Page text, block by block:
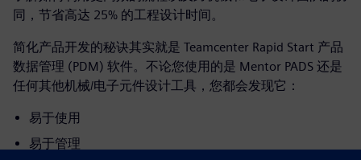
同，节省高达 25% 的工程设计时间。
简化产品开发的秘诀其实就是 Teamcenter Rapid Start 产品
数据管理 (PDM) 软件。不论您使用的是 Mentor PADS 还是
任何其他机械/电子元件设计工具，您都会发现它：
易于使用
易于管理